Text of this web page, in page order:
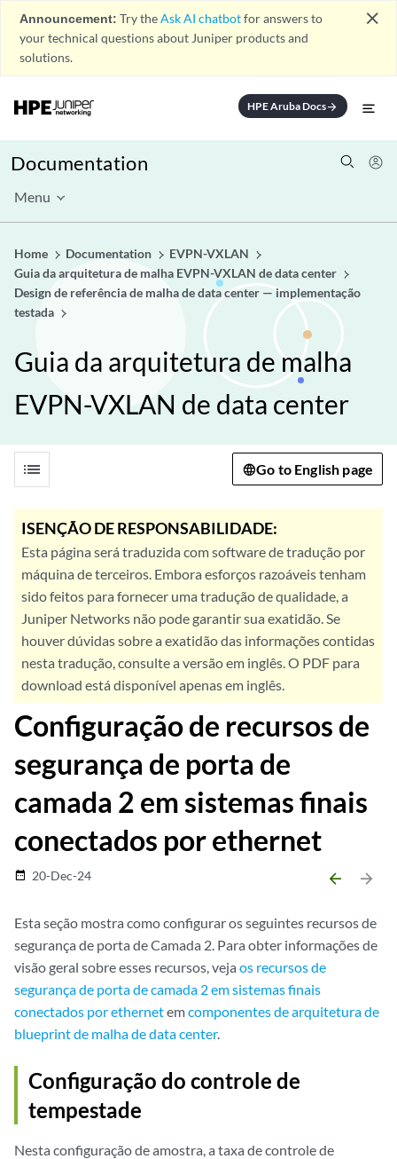
Announcement: Try theAsk AI chatbotfor answers to
your technical questions about Juniper products and
solutions.
close
HPE Aruba Docsarrow_forward
Documentation
Menu
Home Documentation
EVPN-VXLAN
Guia da arquitetura de malha EVPN-VXLAN de data center
Design de referência de malha de data center — implementação
testada
Guia da arquitetura de malha
EVPN-VXLAN de data center
list Go to English page
ISENÇÃO DE RESPONSABILIDADE:
Esta página será traduzida com software de tradução por
máquina de terceiros. Embora esforços razoáveis tenham
sido feitos para fornecer uma tradução de qualidade, a
Juniper Networks não pode garantir sua exatidão. Se
houver dúvidas sobre a exatidão das informações contidas
nesta tradução, consulte a versão em inglês. O PDF para
download está disponível apenas em inglês.
Configuração de recursos de
segurança de porta de
camada 2 em sistemas finais
conectados por ethernet
date_range 20-Dec-24 arrow_backward arrow_forward
Esta seção mostra como configurar os seguintes recursos de
segurança de porta de Camada 2. Para obter informações de
visão geral sobre esses recursos, veja os recursos de
segurança de porta de camada 2 em sistemas finais
conectados por ethernetemcomponentes de arquitetura de
blueprint de malha de data center.
Configuração do controle de
tempestade
Nesta configuração de amostra, a taxa de controle de